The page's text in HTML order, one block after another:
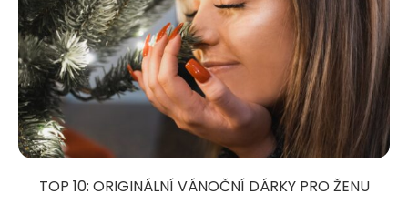
TOP 10: ORIGINÁLNÍ VÁNOČNÍ DÁRKY PRO ŽENU